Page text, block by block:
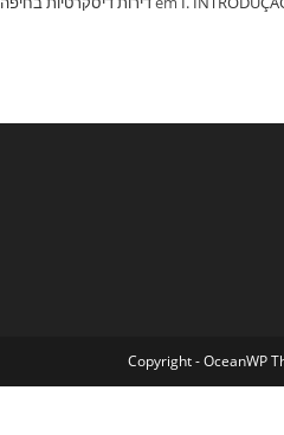
Copyright - OceanWP